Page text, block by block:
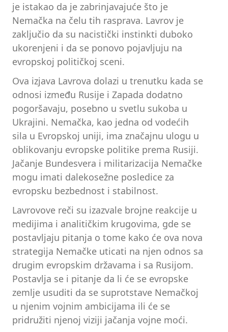
je istakao da je zabrinjavajuće što je
Nemačka na čelu tih rasprava. Lavrov je
zaključio da su nacistički instinkti duboko
ukorenjeni i da se ponovo pojavljuju na
evropskoj političkoj sceni.
Ova izjava Lavrova dolazi u trenutku kada se
odnosi između Rusije i Zapada dodatno
pogoršavaju, posebno u svetlu sukoba u
Ukrajini. Nemačka, kao jedna od vodećih
sila u Evropskoj uniji, ima značajnu ulogu u
oblikovanju evropske politike prema Rusiji.
Jačanje Bundesvera i militarizacija Nemačke
mogu imati dalekosežne posledice za
evropsku bezbednost i stabilnost.
Lavrovove reči su izazvale brojne reakcije u
medijima i analitičkim krugovima, gde se
postavljaju pitanja o tome kako će ova nova
strategija Nemačke uticati na njen odnos sa
drugim evropskim državama i sa Rusijom.
Postavlja se i pitanje da li će se evropske
zemlje usuditi da se suprotstave Nemačkoj
u njenim vojnim ambicijama ili će se
pridružiti njenoj viziji jačanja vojne moći.